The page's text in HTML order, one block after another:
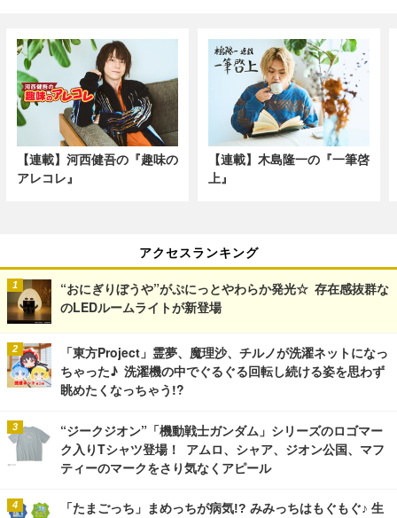
【連載】河西健吾の『趣味の
アレコレ』
【連載】木島隆一の『一筆啓
上』
アクセスランキング
“おにぎりぼうや”がぷにっとやわらか発光☆ 存在感抜群な
のLEDルームライトが新登場
「東方Project」霊夢、魔理沙、チルノが洗濯ネットになっ
ちゃった♪ 洗濯機の中でぐるぐる回転し続ける姿を思わず
眺めたくなっちゃう!?
“ジークジオン”「機動戦士ガンダム」シリーズのロゴマー
ク入りTシャツ登場！ アムロ、シャア、ジオン公国、マフ
ティーのマークをさり気なくアピール
「たまごっち」まめっちが病気!? みみっちはもぐもぐ♪ 生